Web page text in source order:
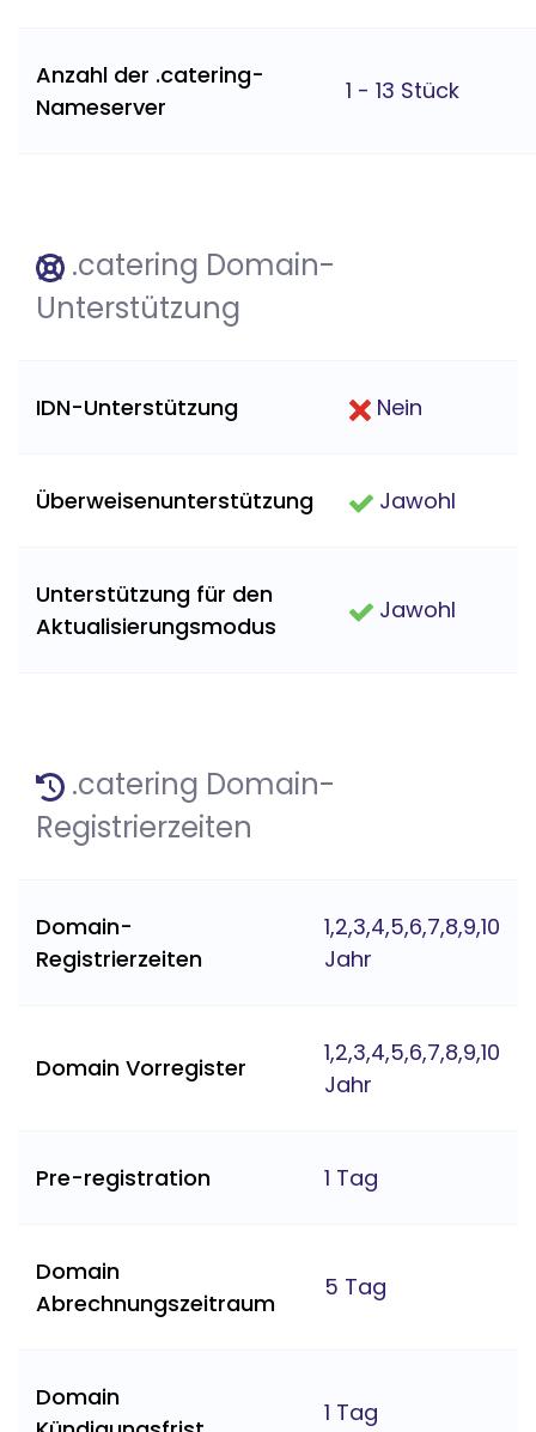
Anzahl der .catering-
Nameserver
1 - 13 Stück
.catering Domain-
Unterstützung
IDN-Unterstützung Nein
Überweisenunterstützung Jawohl
Unterstützung für den
Aktualisierungsmodus
Jawohl
.catering Domain-
Registrierzeiten
Domain-
Registrierzeiten
1,2,3,4,5,6,7,8,9,10
Jahr
Domain Vorregister
1,2,3,4,5,6,7,8,9,10
Jahr
Pre-registration 1 Tag
Domain
Abrechnungszeitraum
5 Tag
Domain
1 Tag